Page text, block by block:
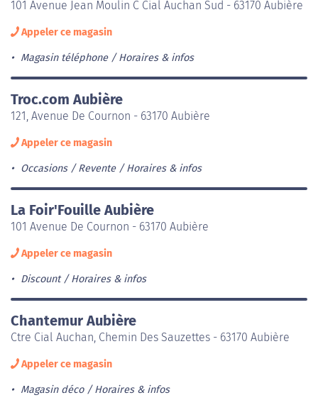
101 Avenue Jean Moulin C Cial Auchan Sud - 63170 Aubière
Appeler ce magasin
Magasin téléphone Horaires & infos
Troc.com Aubière
121, Avenue De Cournon - 63170 Aubière
Appeler ce magasin
Occasions / Revente Horaires & infos
La Foir'Fouille Aubière
101 Avenue De Cournon - 63170 Aubière
Appeler ce magasin
Discount Horaires & infos
Chantemur Aubière
Ctre Cial Auchan, Chemin Des Sauzettes - 63170 Aubière
Appeler ce magasin
Magasin déco Horaires & infos